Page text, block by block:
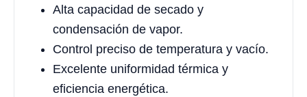
Alta capacidad de secado y
condensación de vapor.
Control preciso de temperatura y vacío.
Excelente uniformidad térmica y
eficiencia energética.